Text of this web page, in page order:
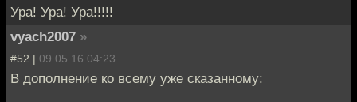
Ура! Ура! Ура!!!!!
vyach2007 »
#52 | 09.05.16 04:23
В дополнение ко всему уже сказанному: